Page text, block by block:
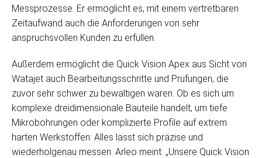
Messprozesse. Er ermöglicht es, mit einem vertretbaren
Zeitaufwand auch die Anforderungen von sehr
anspruchsvollen Kunden zu erfüllen.
Außerdem ermöglicht die Quick Vision Apex aus Sicht von
Watajet auch Bearbeitungsschritte und Prüfungen, die
zuvor sehr schwer zu bewältigen waren. Ob es sich um
komplexe dreidimensionale Bauteile handelt, um tiefe
Mikrobohrungen oder komplizierte Profile auf extrem
harten Werkstoffen: Alles lässt sich präzise und
wiederholgenau messen. Arleo meint: „Unsere Quick Vision